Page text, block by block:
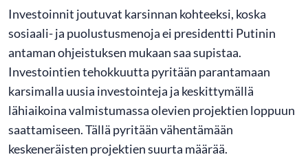
Investoinnit joutuvat karsinnan kohteeksi, koska
sosiaali- ja puolustusmenoja ei presidentti Putinin
antaman ohjeistuksen mukaan saa supistaa.
Investointien tehokkuutta pyritään parantamaan
karsimalla uusia investointeja ja keskittymällä
lähiaikoina valmistumassa olevien projektien loppuun
saattamiseen. Tällä pyritään vähentämään
keskeneräisten projektien suurta määrää.